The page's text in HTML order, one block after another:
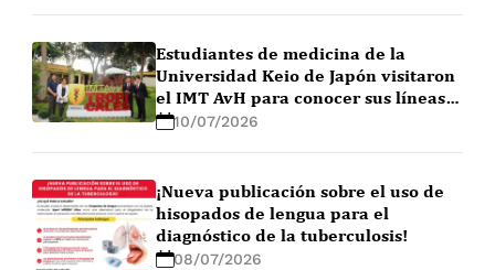
Estudiantes de medicina de la
Universidad Keio de Japón visitaron
el IMT AvH para conocer sus líneas
de investigación
10/07/2026
¡Nueva publicación sobre el uso de
hisopados de lengua para el
diagnóstico de la tuberculosis!
08/07/2026